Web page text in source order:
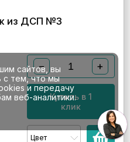
из ДСП №3
− +
Купить в 1
клик
Цвет
сайтов, вы
с тем, что мы
и передачу
веб-аналитики.